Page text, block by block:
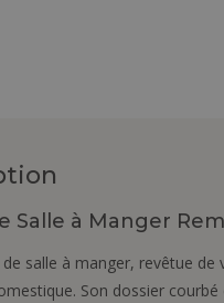
Salle à Manger
de salle à manger, revêtue
Son dossier